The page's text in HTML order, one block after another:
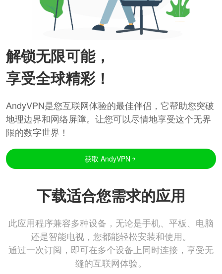
解锁无限可能，
享受全球精彩！
AndyVPN是您互联网体验的最佳伴侣，它帮助您突破
地理边界和网络屏障。让您可以尽情地享受这个无界
限的数字世界！
获取 AndyVPN
下载适合您需求的应用
此应用程序兼容多种设备，无论是手机、平板、电脑
还是智能电视，您都能轻松安装和使用。
通过一次订阅，即可在多个设备上同时连接，享受无
缝的互联网体验。